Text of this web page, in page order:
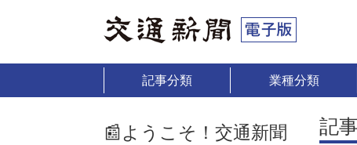
記事分類 業種分類
📰ようこそ！交通新聞 記